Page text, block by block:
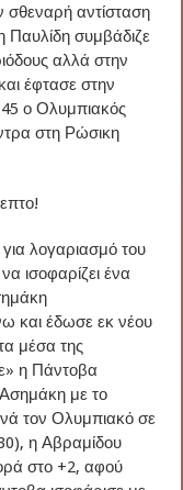
σθεναρή αντίσταση
Παυλίδη συμβάδιζε
αλλά στην
έφτασε στην
ο Ολυμπιακός
στη Ρώσικη
λογαριασμό του
ισοφαρίζει ένα
και έδωσε εκ νέου
μέσα της
η Πάντοβα
με το
τον Ολυμπιακό σε
η Αβραμίδου
στο +2, αφού